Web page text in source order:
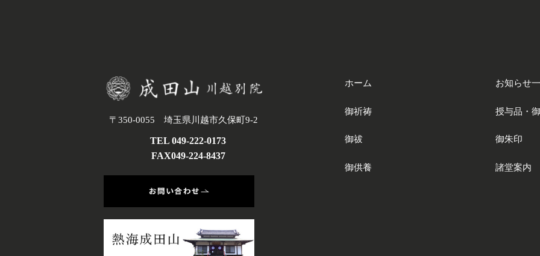
〒350-0055 埼玉県川越市久保町9-2
TEL 049-222-0173
FAX049-224-8437
ホーム
御祈祷
御祓
御供養
お知らせ
授与品・
御朱印
諸堂案内